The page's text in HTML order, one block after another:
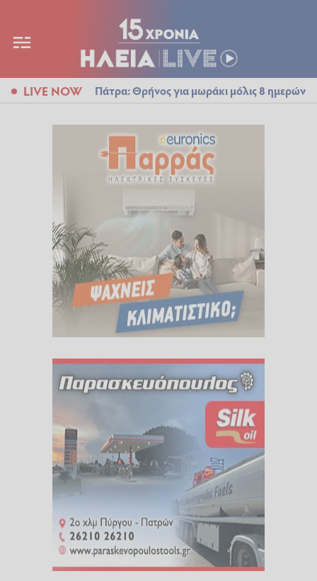
LIVE NOW Πάτρα: Θρήνος για μωράκι μόλις 8 ημερών